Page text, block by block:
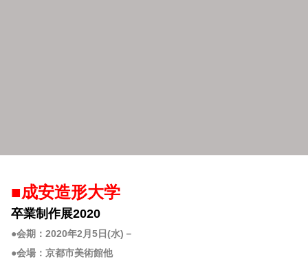
■成安造形大学
卒業制作展2020
●会期：2020年2月5日(水)－
●会場：京都市美術館他